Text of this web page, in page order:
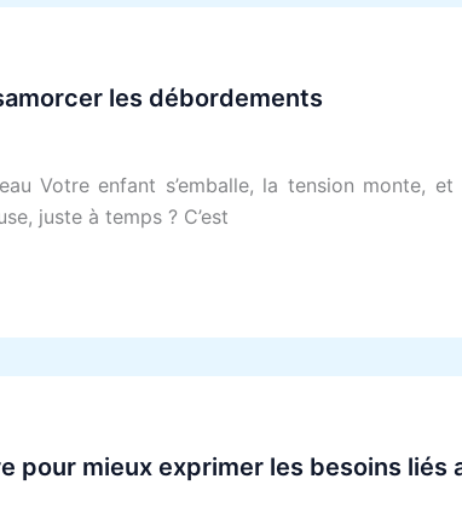
les débordements
Votre enfant s’emballe, la tension monte, et
juste à temps ? C’est
pour mieux exprimer les besoins liés